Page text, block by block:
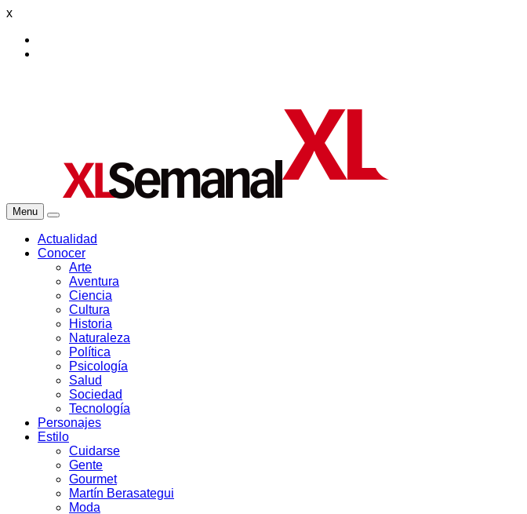
x
Menu
Actualidad
Conocer
Arte
Aventura
Ciencia
Cultura
Historia
Naturaleza
Política
Psicología
Salud
Sociedad
Tecnología
Personajes
Estilo
Cuidarse
Gente
Gourmet
Martín Berasategui
Moda